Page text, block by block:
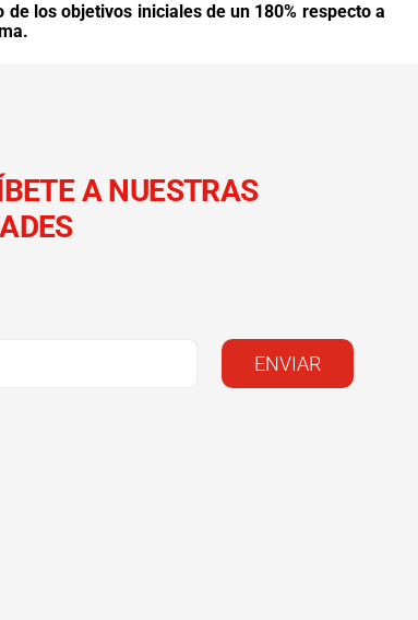
los objetivos iniciales de un 180% respecto a
A NUESTRAS